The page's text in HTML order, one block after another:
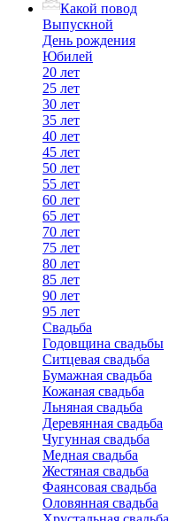
Какой повод
Выпускной
День рождения
Юбилей
20 лет
25 лет
30 лет
35 лет
40 лет
45 лет
50 лет
55 лет
60 лет
65 лет
70 лет
75 лет
80 лет
85 лет
90 лет
95 лет
Свадьба
Годовщина свадьбы
Ситцевая свадьба
Бумажная свадьба
Кожаная свадьба
Льняная свадьба
Деревянная свадьба
Чугунная свадьба
Медная свадьба
Жестяная свадьба
Фаянсовая свадьба
Оловянная свадьба